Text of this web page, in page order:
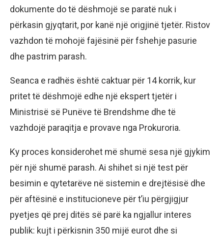
dokumente do të dëshmojë se paratë nuk i
përkasin gjyqtarit, por kanë një origjinë tjetër. Ristov
vazhdon të mohojë fajësinë për fshehje pasurie
dhe pastrim parash.
Seanca e radhës është caktuar për 14 korrik, kur
pritet të dëshmojë edhe një ekspert tjetër i
Ministrisë së Punëve të Brendshme dhe të
vazhdojë paraqitja e provave nga Prokuroria.
Ky proces konsiderohet më shumë sesa një gjykim
për një shumë parash. Ai shihet si një test për
besimin e qytetarëve në sistemin e drejtësisë dhe
për aftësinë e institucioneve për t’iu përgjigjur
pyetjes që prej ditës së parë ka ngjallur interes
publik: kujt i përkisnin 350 mijë eurot dhe si